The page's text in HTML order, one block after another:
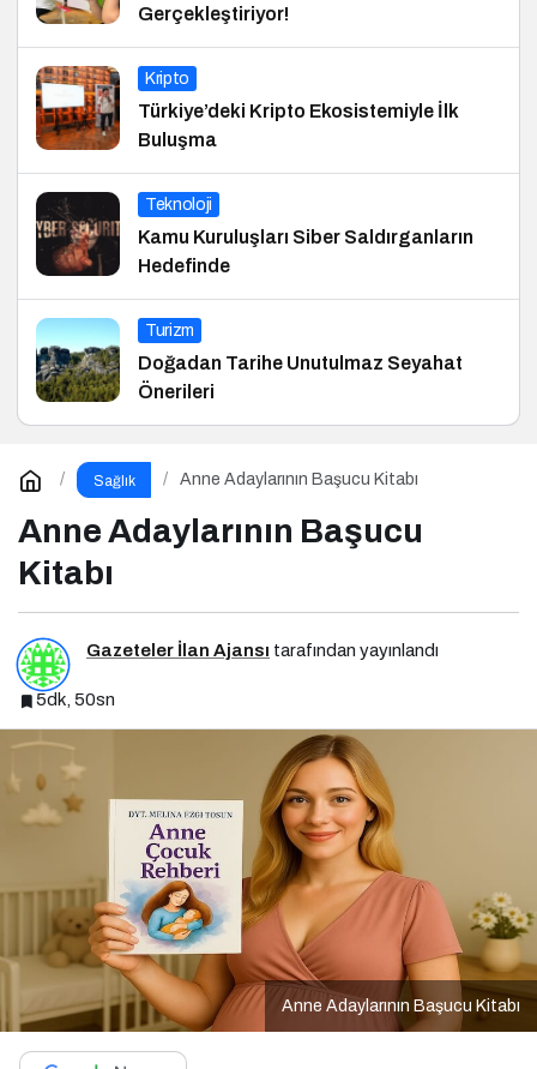
Gerçekleştiriyor!
Kripto
Türkiye’deki Kripto Ekosistemiyle İlk
Buluşma
Teknoloji
Kamu Kuruluşları Siber Saldırganların
Hedefinde
Turizm
Doğadan Tarihe Unutulmaz Seyahat
Önerileri
Sağlık Anne Adaylarının Başucu Kitabı
Anne Adaylarının Başucu
Kitabı
Gazeteler İlan Ajansı tarafından yayınlandı
5dk, 50sn
Anne Adaylarının Başucu Kitabı